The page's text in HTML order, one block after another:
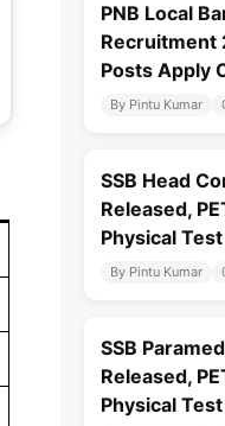
PNB Local
Recruitment
Posts Apply
By Pintu Kumar
SSB Head
Released,
Physical
By Pintu Kumar
SSB
Released,
Physical